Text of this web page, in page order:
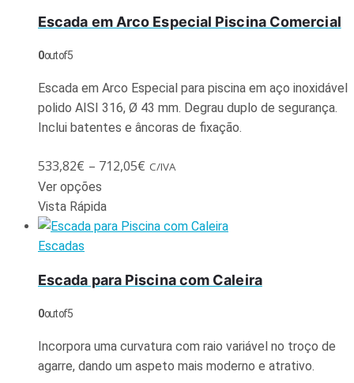
Escada em Arco Especial Piscina Comercial
0out of 5
Escada em Arco Especial para piscina em aço inoxidável
polido AISI 316, Ø 43 mm. Degrau duplo de segurança.
Inclui batentes e âncoras de fixação.
533,82€ – 712,05€ C/IVA
Ver opções
Vista Rápida
Escadas
Escada para Piscina com Caleira
0out of 5
Incorpora uma curvatura com raio variável no troço de
agarre, dando um aspeto mais moderno e atrativo.